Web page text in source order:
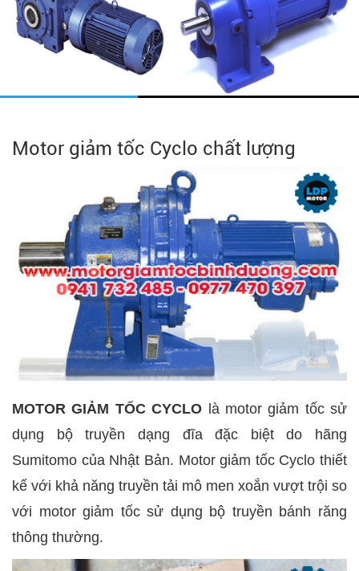
Motor giảm tốc Cyclo chất lượng
MOTOR GIẢM TỐC CYCLO là motor giảm tốc sử
dụng bộ truyền dạng đĩa đặc biệt do hãng
Sumitomo của Nhật Bản. Motor giảm tốc Cyclo thiết
kế với khả năng truyền tải mô men xoắn vượt trội so
với motor giảm tốc sử dụng bộ truyền bánh răng
thông thường.